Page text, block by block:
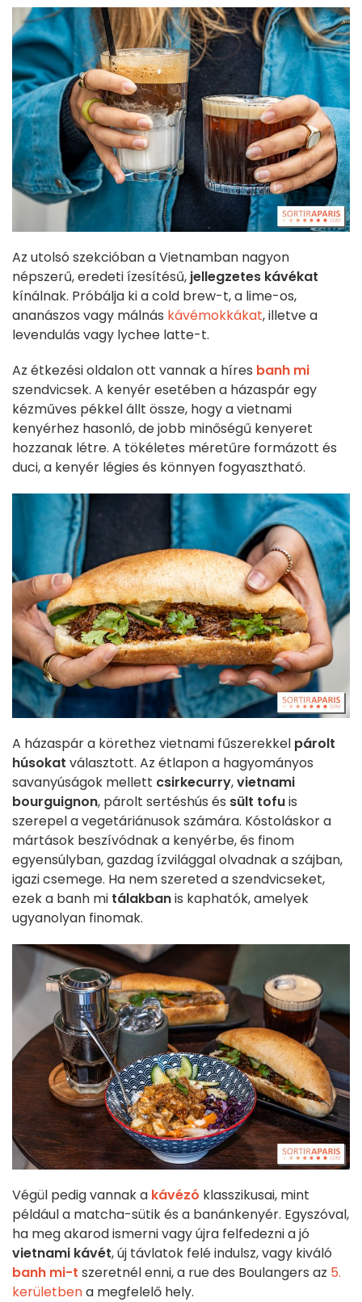
Az utolsó szekcióban a Vietnamban nagyon
népszerű, eredeti ízesítésű, jellegzetes kávékat
kínálnak. Próbálja ki a cold brew-t, a lime-os,
ananászos vagy málnás kávémokkákat, illetve a
levendulás vagy lychee latte-t.
Az étkezési oldalon ott vannak a híres banh mi
szendvicsek. A kenyér esetében a házaspár egy
kézműves pékkel állt össze, hogy a vietnami
kenyérhez hasonló, de jobb minőségű kenyeret
hozzanak létre. A tökéletes méretűre formázott és
duci, a kenyér légies és könnyen fogyasztható.
A házaspár a körethez vietnami fűszerekkel párolt
húsokat választott. Az étlapon a hagyományos
savanyúságok mellett csirkecurry,vietnami
bourguignon, párolt sertéshús és sült tofuis
szerepel a vegetáriánusok számára. Kóstoláskor a
mártások beszívódnak a kenyérbe, és finom
egyensúlyban, gazdag ízvilággal olvadnak a szájban,
igazi csemege. Ha nem szereted a szendvicseket,
ezek a banh mi tálakbanis kaphatók, amelyek
ugyanolyan finomak.
Végül pedig vannak a kávézó klasszikusai, mint
például a matcha-sütik és a banánkenyér. Egyszóval,
ha meg akarod ismerni vagy újra felfedezni a jó
vietnami kávét, új távlatok felé indulsz, vagy kiváló
banh mi-t szeretnél enni, a rue des Boulangers az 5.
kerületbena megfelelő hely.